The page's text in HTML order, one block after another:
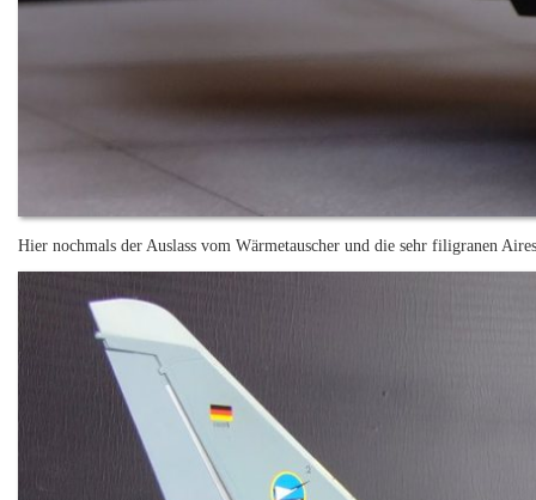
Hier nochmals der Auslass vom Wärmetauscher und die sehr filigranen